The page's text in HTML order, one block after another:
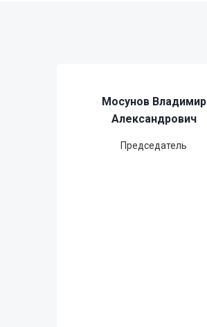
Мосунов Владимир
Александрович
Председатель